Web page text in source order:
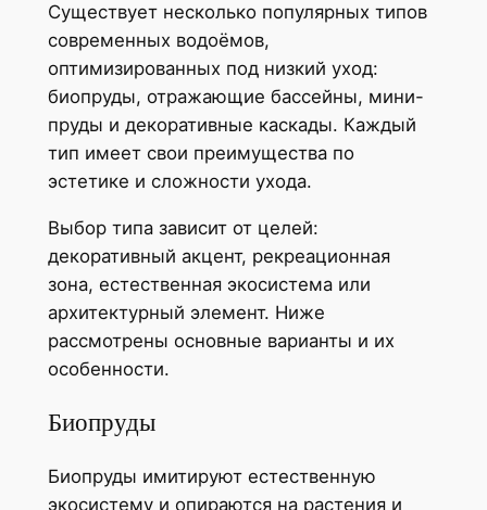
Существует несколько популярных типов
современных водоёмов,
оптимизированных под низкий уход:
биопруды, отражающие бассейны, мини-
пруды и декоративные каскады. Каждый
тип имеет свои преимущества по
эстетике и сложности ухода.
Выбор типа зависит от целей:
декоративный акцент, рекреационная
зона, естественная экосистема или
архитектурный элемент. Ниже
рассмотрены основные варианты и их
особенности.
Биопруды
Биопруды имитируют естественную
экосистему и опираются на растения и